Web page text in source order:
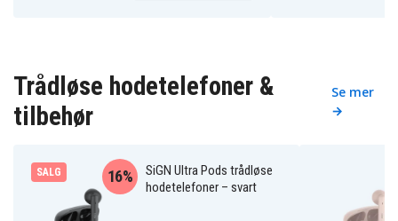
Trådløse hodetelefoner &
tilbehør
Se mer
→
SALG
SiGN Ultra Pods trådløse
hodetelefoner – svart
16%